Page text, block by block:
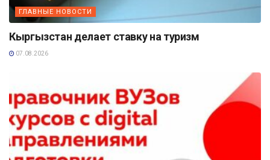
ГЛАВНЫЕ НОВОСТИ
Кыргызстан делает ставку на туризм
07.08.2026